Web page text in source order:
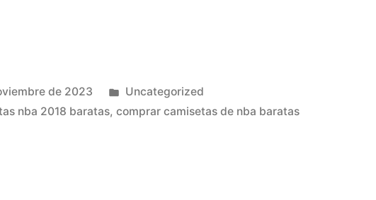
de 2023
Publicado
en
Uncategorized
nba 2018 baratas,comprar camisetas de nba baratas